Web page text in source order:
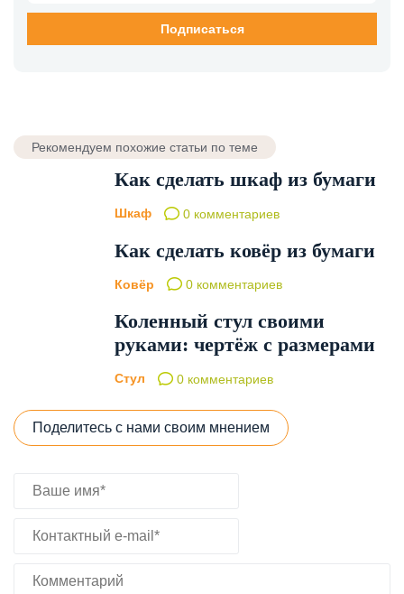
Рекомендуем похожие статьи по теме
Как сделать шкаф из бумаги
Шкаф 0 комментариев
Как сделать ковёр из бумаги
Ковёр 0 комментариев
Коленный стул своими
руками: чертёж с размерами
Стул 0 комментариев
Поделитесь с нами своим мнением